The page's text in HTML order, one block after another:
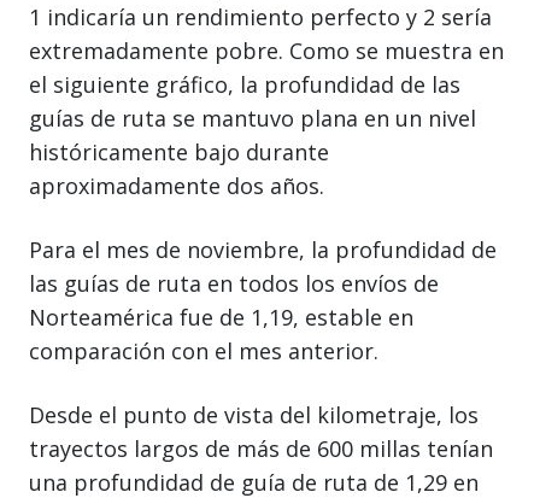
1 indicaría un rendimiento perfecto y 2 sería
extremadamente pobre. Como se muestra en
el siguiente gráfico, la profundidad de las
guías de ruta se mantuvo plana en un nivel
históricamente bajo durante
aproximadamente dos años.
Para el mes de noviembre, la profundidad de
las guías de ruta en todos los envíos de
Norteamérica fue de 1,19, estable en
comparación con el mes anterior.
Desde el punto de vista del kilometraje, los
trayectos largos de más de 600 millas tenían
una profundidad de guía de ruta de 1,29 en